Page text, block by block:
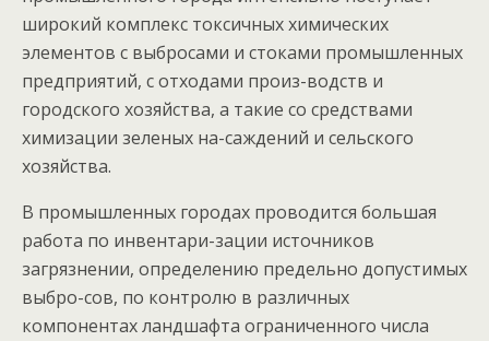
широкий комплекс токсичных химических
элементов с выбросами и стоками промышленных
предприятий, с отходами произ-водств и
городского хозяйства, а такие со средствами
химизации зеленых на-саждений и сельского
хозяйства.
В промышленных городах проводится большая
работа по инвентари-зации источников
загрязнении, определению предельно допустимых
выбро-сов, по контролю в различных
компонентах ландшафта ограниченного числа